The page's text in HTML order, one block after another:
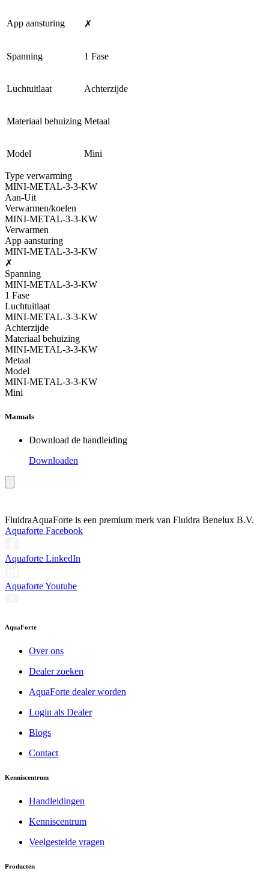
App aansturing ✗
Spanning 1 Fase
Luchtuitlaat Achterzijde
Materiaal behuizing Metaal
Model Mini
Type verwarming
MINI-METAL-3-3-KW
Aan-Uit
Verwarmen/koelen
MINI-METAL-3-3-KW
Verwarmen
App aansturing
MINI-METAL-3-3-KW
✗
Spanning
MINI-METAL-3-3-KW
1 Fase
Luchtuitlaat
MINI-METAL-3-3-KW
Achterzijde
Materiaal behuizing
MINI-METAL-3-3-KW
Metaal
Model
MINI-METAL-3-3-KW
Mini
Manuals
Download de handleiding
Downloaden
FluidraAquaForte is een premium merk van Fluidra Benelux B.V.
Aquaforte Facebook
Aquaforte LinkedIn
Aquaforte Youtube
AquaForte
Over ons
Dealer zoeken
AquaForte dealer worden
Login als Dealer
Blogs
Contact
Kenniscentrum
Handleidingen
Kenniscentrum
Veelgestelde vragen
Producten